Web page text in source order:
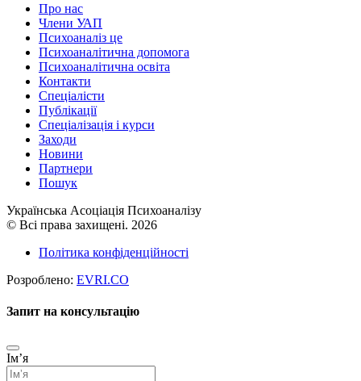
Про нас
Члени УАП
Психоаналіз це
Психоаналітична допомога
Психоаналітична освіта
Контакти
Спеціалісти
Публікації
Cпеціалізація і курси
Заходи
Новини
Партнери
Пошук
Українська Асоціація Психоаналізу
© Всі права захищені. 2026
Політика конфіденційності
Розроблено: EVRI.CO
Запит на консультацію
Імʼя